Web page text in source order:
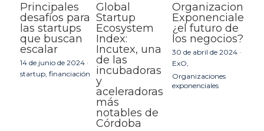
Principales
desafíos para
las startups
que buscan
escalar
14 de junio de 2024 ·
startup, financiación
Global
Startup
Ecosystem
Index:
Incutex, una
de las
incubadoras
y
aceleradoras
más
notables de
Córdoba
Organizaciones
Exponenciales:
¿el futuro de
los negocios?
30 de abril de 2024 ·
ExO,
Organizaciones
exponenciales